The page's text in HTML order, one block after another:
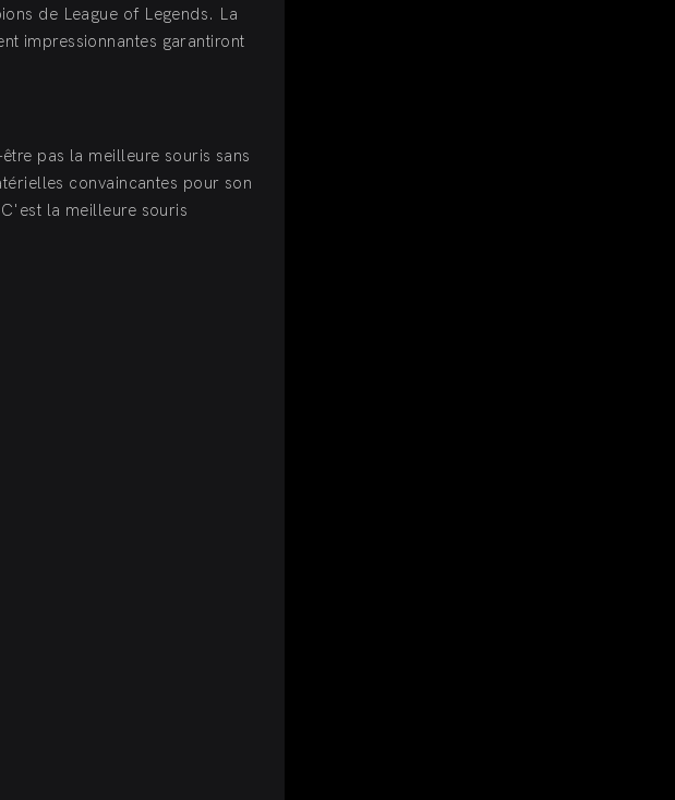
de League of Legends. La
impressionnantes garantiront
pas la meilleure souris sans
convaincantes pour son
la meilleure souris